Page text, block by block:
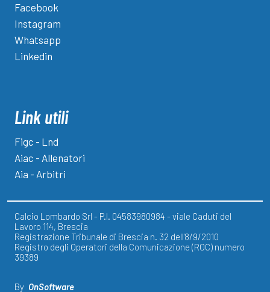
Facebook
Instagram
Whatsapp
Linkedin
Link utili
Figc - Lnd
Aiac - Allenatori
Aia - Arbitri
Calcio Lombardo Srl - P.I. 04583980984 - viale Caduti del
Lavoro 114, Brescia
Registrazione Tribunale di Brescia n. 32 dell'8/9/2010
Registro degli Operatori della Comunicazione (ROC) numero
39389
By OnSoftware